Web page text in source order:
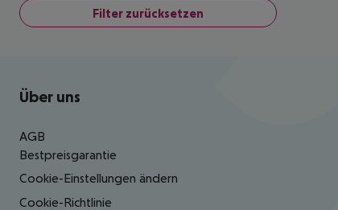
Filter zurücksetzen
Footer navigation
Über uns
AGB
Bestpreisgarantie
Cookie-Einstellungen ändern
Cookie-Richtlinie